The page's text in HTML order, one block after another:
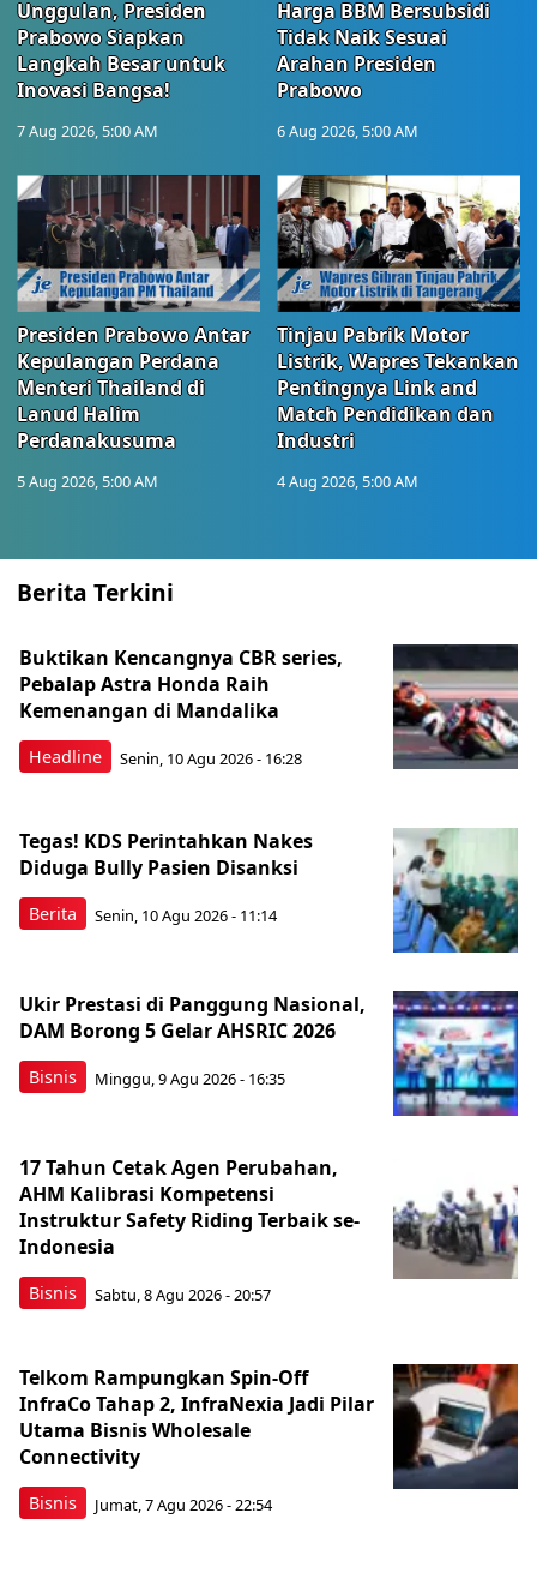
Unggulan, Presiden
Prabowo Siapkan
Langkah Besar untuk
Inovasi Bangsa!
7 Aug 2026, 5:00 AM
Harga BBM Bersubsidi
Tidak Naik Sesuai
Arahan Presiden
Prabowo
6 Aug 2026, 5:00 AM
Presiden Prabowo Antar
Kepulangan Perdana
Menteri Thailand di
Lanud Halim
Perdanakusuma
5 Aug 2026, 5:00 AM
Tinjau Pabrik Motor
Listrik, Wapres Tekankan
Pentingnya Link and
Match Pendidikan dan
Industri
4 Aug 2026, 5:00 AM
Berita Terkini
Headline
Buktikan Kencangnya CBR series,
Pebalap Astra Honda Raih
Kemenangan di Mandalika
Senin, 10 Agu 2026 - 16:28
Berita
Tegas! KDS Perintahkan Nakes
Diduga Bully Pasien Disanksi
Senin, 10 Agu 2026 - 11:14
Bisnis
Ukir Prestasi di Panggung Nasional,
DAM Borong 5 Gelar AHSRIC 2026
Minggu, 9 Agu 2026 - 16:35
Bisnis
17 Tahun Cetak Agen Perubahan,
AHM Kalibrasi Kompetensi
Instruktur Safety Riding Terbaik se-
Indonesia
Sabtu, 8 Agu 2026 - 20:57
Bisnis
Telkom Rampungkan Spin-Off
InfraCo Tahap 2, InfraNexia Jadi Pilar
Utama Bisnis Wholesale
Connectivity
Jumat, 7 Agu 2026 - 22:54